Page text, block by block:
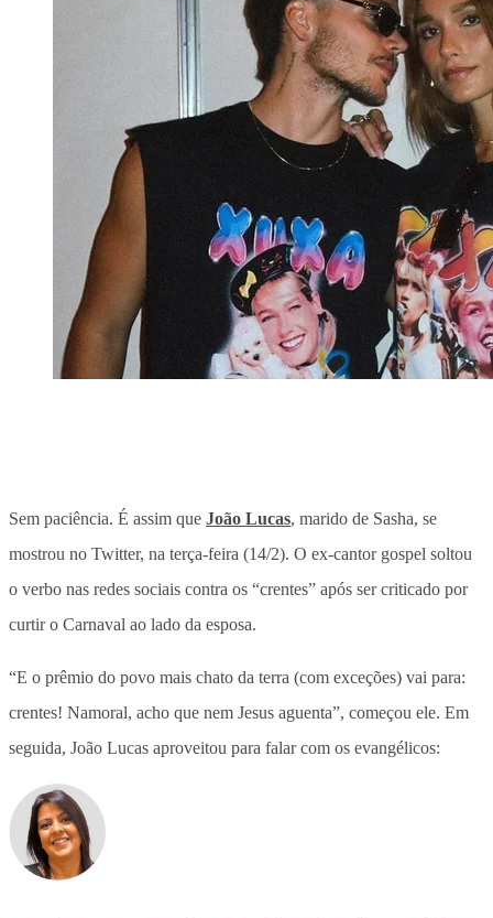
Sem paciência. É assim que João Lucas, marido de Sasha, se
mostrou no Twitter, na terça-feira (14/2). O ex-cantor gospel soltou
o verbo nas redes sociais contra os “crentes” após ser criticado por
curtir o Carnaval ao lado da esposa.
“E o prêmio do povo mais chato da terra (com exceções) vai para:
crentes! Namoral, acho que nem Jesus aguenta”, começou ele. Em
seguida, João Lucas aproveitou para falar com os evangélicos: